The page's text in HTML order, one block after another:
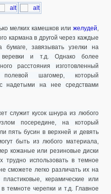
мелких камешков или желудей,
кармана в другой через каждые
завязывать узелки на
и т.д. Однако более
расстояния изготовленный
полевой шагомер, который
надетыми на нее средствами
служит кусок шнура из любого
посередине, на который
пять бусин в верхней и девять
быть из любого материала,
кожаные или резиновые диски
использовать в темное
сможете легко различать их на
керамические или
темноте черепки и т.д. Главное